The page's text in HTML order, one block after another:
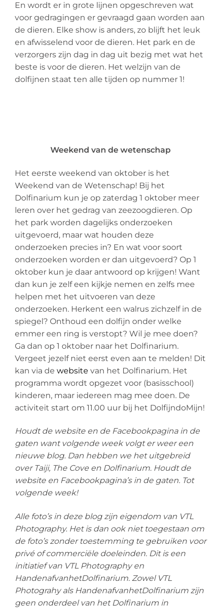
En wordt er in grote lijnen opgeschreven wat
voor gedragingen er gevraagd gaan worden aan
de dieren. Elke show is anders, zo blijft het leuk
en afwisselend voor de dieren. Het park en de
verzorgers zijn dag in dag uit bezig met wat het
beste is voor de dieren. Het welzijn van de
dolfijnen staat ten alle tijden op nummer 1!
Weekend van de wetenschap
Het eerste weekend van oktober is het
Weekend van de Wetenschap! Bij het
Dolfinarium kun je op zaterdag 1 oktober meer
leren over het gedrag van zeezoogdieren. Op
het park worden dagelijks onderzoeken
uitgevoerd, maar wat houden deze
onderzoeken precies in? En wat voor soort
onderzoeken worden er dan uitgevoerd? Op 1
oktober kun je daar antwoord op krijgen! Want
dan kun je zelf een kijkje nemen en zelfs mee
helpen met het uitvoeren van deze
onderzoeken. Herkent een walrus zichzelf in de
spiegel? Onthoud een dolfijn onder welke
emmer een ring is verstopt? Wil je mee doen?
Ga dan op 1 oktober naar het Dolfinarium.
Vergeet jezelf niet eerst even aan te melden! Dit
kan via de website van het Dolfinarium. Het
programma wordt opgezet voor (basisschool)
kinderen, maar iedereen mag mee doen. De
activiteit start om 11.00 uur bij het DolfijndoMijn!
Houdt de website en de Facebookpagina in de
gaten want volgende week volgt er weer een
nieuwe blog. Dan hebben we het uitgebreid
over Taiji, The Cove en Dolfinarium. Houdt de
website en Facebookpagina’s in de gaten. Tot
volgende week!
Alle foto’s in deze blog zijn eigendom van VTL
Photography. Het is dan ook niet toegestaan om
de foto’s zonder toestemming te gebruiken voor
privé of commerciële doeleinden. Dit is een
initiatief van VTL Photography en
HandenafvanhetDolfinarium. Zowel VTL
Photograhy als HandenafvanhetDolfinarium zijn
geen onderdeel van het Dolfinarium in